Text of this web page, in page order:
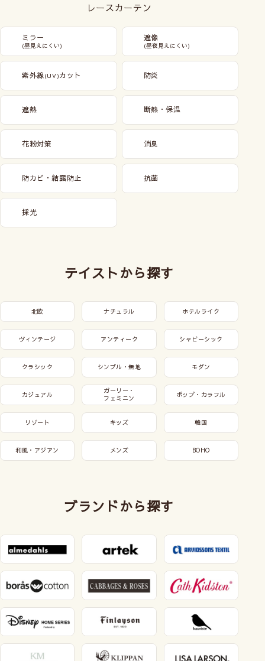
レースカーテン
ミラー
(昼見えにくい)
遮像
(昼夜見えにくい)
紫外線(UV)カット 防炎
遮熱 断熱・保温
花粉対策 消臭
防カビ・結露防止 抗菌
採光
テイストから探す
北欧 ナチュラル ホテルライク
ヴィンテージ アンティーク シャビーシック
クラシック シンプル・無地 モダン
カジュアル
ガーリー・
フェミニン
ポップ・カラフル
リゾート キッズ 韓国
和風・アジアン メンズ BOHO
ブランドから探す